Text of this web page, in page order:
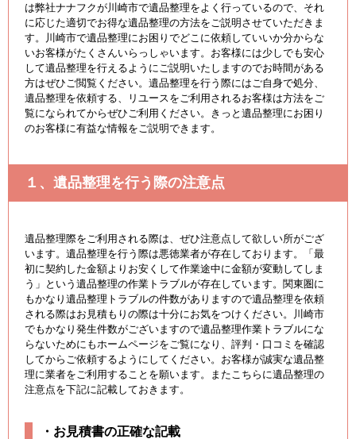
は弊社ナナフクが川崎市で遺品整理をよく行っているので、それ
に応じた適切でお得な遺品整理の方法をご説明させていただきま
す。川崎市で遺品整理にお困りでどこに依頼していいか分からな
いお客様がたくさんいらっしゃいます。お客様には少しでも安心
して遺品整理を行えるようにご説明いたしますのでお時間がある
方はぜひご閲覧ください。遺品整理を行う際にはご自身で処分、
遺品整理を依頼する、リユースをご利用されるお客様は方法をご
覧になられてからぜひご利用ください。きっと遺品整理にお困り
のお客様に有益な情報をご説明できます。
１、遺品整理を行う際の注意点
遺品整理際をご利用される際は、ぜひ注意点して欲しい所がござ
います。遺品整理を行う際は悪徳業者が存在しております。「最
初に契約した金額よりお安くして作業途中に金額が変動してしま
う」という遺品整理の作業トラブルが存在しています。関東圏に
もかなり遺品整理トラブルの件数がありますので遺品整理を依頼
される際はお見積もりの際は十分にお気をつけください。川崎市
でもかなり発生件数がございますので遺品整理作業トラブルにな
らないためにもホームページをご覧になり、評判・口コミを確認
してからご依頼するようにしてください。お客様が誠実な遺品整
理に業者をご利用することを願います。またこちらに遺品整理の
注意点を下記に記載しておきます。
・お見積書の正確な記載